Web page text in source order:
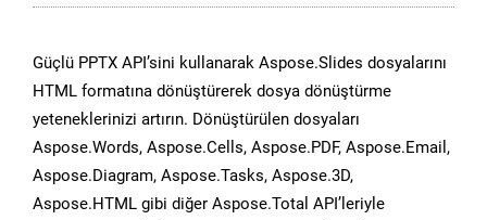
Güçlü PPTX API’sini kullanarak Aspose.Slides dosyalarını
HTML formatına dönüştürerek dosya dönüştürme
yeteneklerinizi artırın. Dönüştürülen dosyaları
Aspose.Words, Aspose.Cells, Aspose.PDF, Aspose.Email,
Aspose.Diagram, Aspose.Tasks, Aspose.3D,
Aspose.HTML gibi diğer Aspose.Total API’leriyle